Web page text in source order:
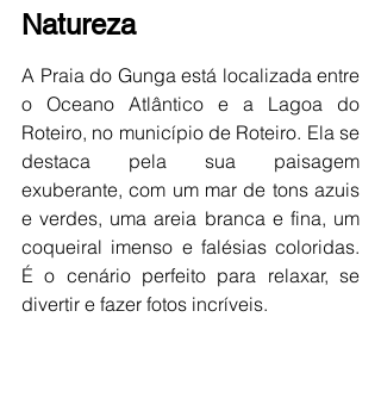
Natureza
A Praia do Gunga está localizada entre
o Oceano Atlântico e a Lagoa do
Roteiro, no município de Roteiro. Ela se
destaca pela sua paisagem
exuberante, com um mar de tons azuis
e verdes, uma areia branca e fina, um
coqueiral imenso e falésias coloridas.
É o cenário perfeito para relaxar, se
divertir e fazer fotos incríveis.